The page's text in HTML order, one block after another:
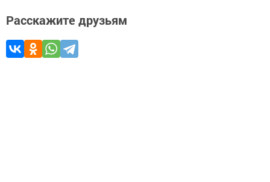
Расскажите друзьям